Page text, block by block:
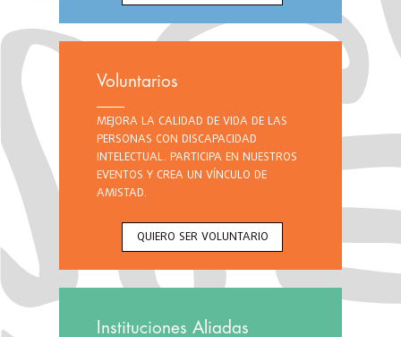
Voluntarios
MEJORA LA CALIDAD DE VIDA DE LAS
PERSONAS CON DISCAPACIDAD
INTELECTUAL. PARTICIPA EN NUESTROS
EVENTOS Y CREA UN VÍNCULO DE
AMISTAD.
QUIERO SER VOLUNTARIO
Instituciones Aliadas